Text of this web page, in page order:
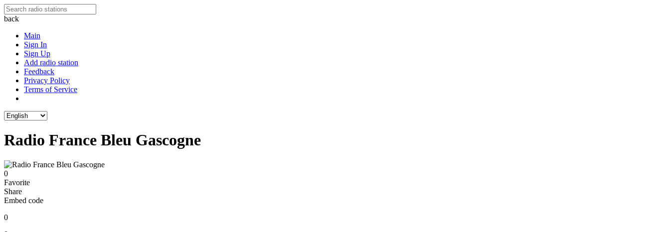
back
Main
Sign In
Sign Up
Add radio station
Feedback
Privacy Policy
Terms of Service
Radio France Bleu Gascogne
0
Favorite
Share
Embed code
0